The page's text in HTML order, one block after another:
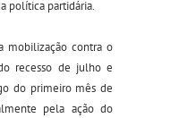
política partidária.
mobilização contra o
recesso de julho e
do primeiro mês de
pela ação do